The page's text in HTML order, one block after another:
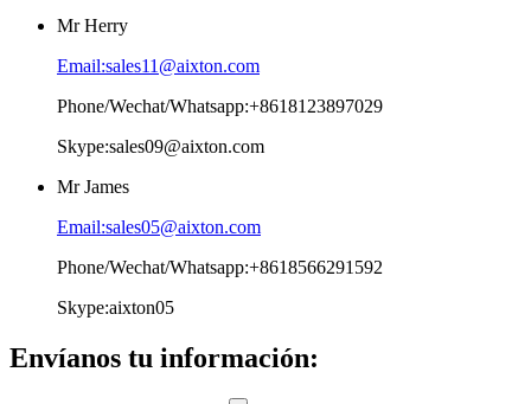
Mr Herry
Email:sales11@aixton.com
Phone/Wechat/Whatsapp:+8618123897029
Skype:sales09@aixton.com
Mr James
Email:sales05@aixton.com
Phone/Wechat/Whatsapp:+8618566291592
Skype:aixton05
Envíanos tu información: